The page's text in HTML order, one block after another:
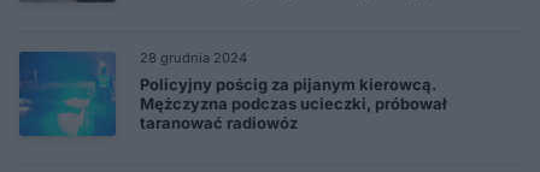
28 grudnia 2024
Policyjny pościg za pijanym kierowcą.
Mężczyzna podczas ucieczki, próbował
taranować radiowóz